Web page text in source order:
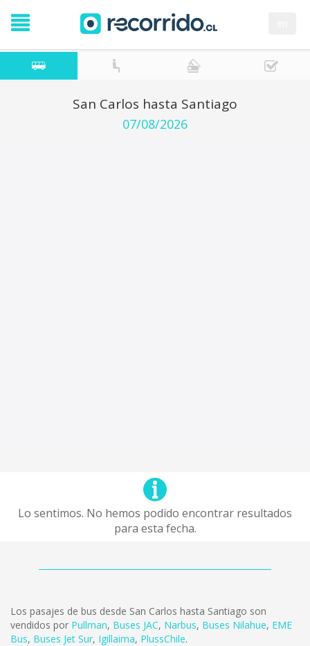
San Carlos hasta Santiago
07/08/2026
Lo sentimos. No hemos podido encontrar resultados
para esta fecha.
Los pasajes de bus desde San Carlos hasta Santiago son
vendidos por Pullman, Buses JAC, Narbus, Buses Nilahue, EME
Bus, Buses Jet Sur, Igillaima, PlussChile.